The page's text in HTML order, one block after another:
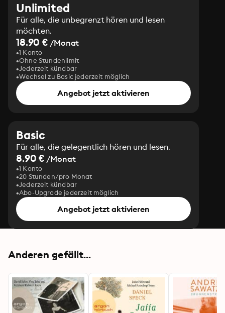
Unlimited
Für alle, die unbegrenzt hören und lesen
möchten.
18.90 € /Monat
1 Konto
Ohne Stundenlimit
Jederzeit kündbar
Wechsel zu Basic jederzeit möglich
Angebot jetzt aktivieren
Basic
Für alle, die gelegentlich hören und lesen.
8.90 € /Monat
1 Konto
20 Stunden/pro Monat
Jederzeit kündbar
Abo-Upgrade jederzeit möglich
Angebot jetzt aktivieren
Anderen gefällt...